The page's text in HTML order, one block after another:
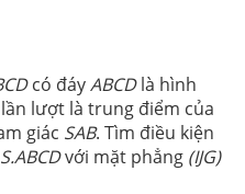
có đáyABCDlà hình
lượt là trung điểm của
giác SAB. Tìm điều kiện
S.ABCDvới mặt phẳng (IJG)